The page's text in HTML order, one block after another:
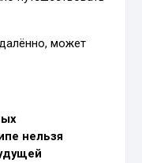
может
нельзя